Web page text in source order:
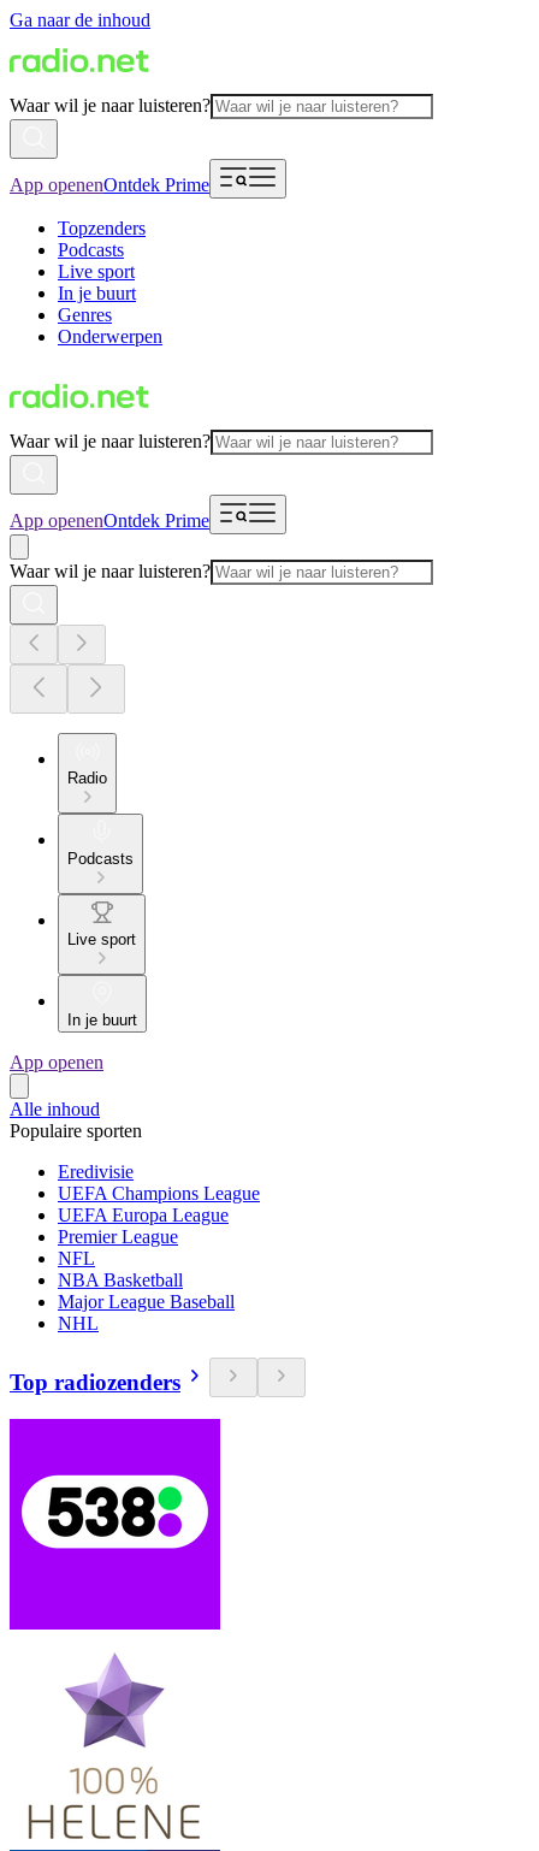
Ga naar de inhoud
Waar wil je naar luisteren?
App openenOntdek Prime
Topzenders
Podcasts
Live sport
In je buurt
Genres
Onderwerpen
Waar wil je naar luisteren?
App openenOntdek Prime
Waar wil je naar luisteren?
Radio
Podcasts
Live sport
In je buurt
App openen
Alle inhoud
Populaire sporten
Eredivisie
UEFA Champions League
UEFA Europa League
Premier League
NFL
NBA Basketball
Major League Baseball
NHL
Top radiozenders